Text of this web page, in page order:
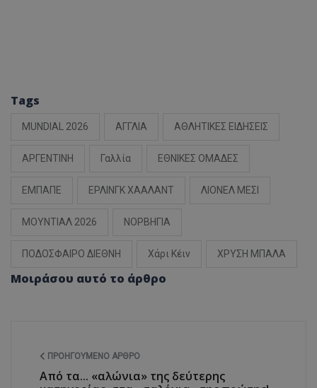
Tags
MUNDIAL 2026 ΑΓΓΛΙΑ ΑΘΛΗΤΙΚΕΣ ΕΙΔΗΣΕΙΣ
ΑΡΓΕΝΤΙΝΗ Γαλλία ΕΘΝΙΚΕΣ ΟΜΑΔΕΣ
ΕΜΠΑΠΕ ΕΡΛΙΝΓΚ ΧΑΑΛΑΝΤ ΛΙΟΝΕΛ ΜΕΣΙ
ΜΟΥΝΤΙΑΛ 2026 ΝΟΡΒΗΓΙΑ
ΠΟΔΟΣΦΑΙΡΟ ΔΙΕΘΝΗ Χάρι Κέιν ΧΡΥΣΗ ΜΠΑΛΑ
Μοιράσου αυτό το άρθρο
ΠΡΟΗΓΟΎΜΕΝΟ ΆΡΘΡΟ
Από τα... «αλώνια» της δεύτερης